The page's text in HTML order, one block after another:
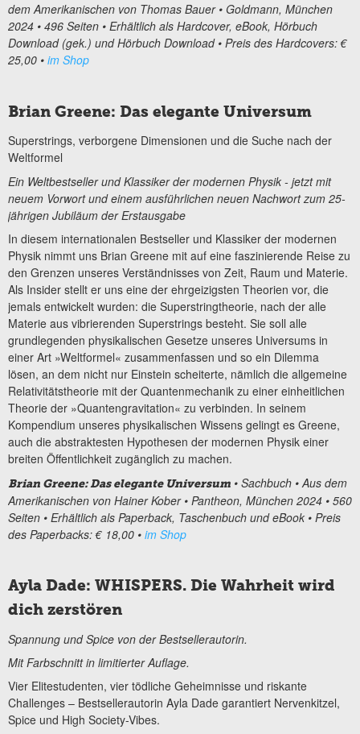
dem Amerikanischen von Thomas Bauer • Goldmann, München
2024 • 496 Seiten • Erhältlich als Hardcover, eBook, Hörbuch
Download (gek.) und Hörbuch Download • Preis des Hardcovers: €
25,00 • im Shop
Brian Greene: Das elegante Universum
Superstrings, verborgene Dimensionen und die Suche nach der
Weltformel
Ein Weltbestseller und Klassiker der modernen Physik - jetzt mit
neuem Vorwort und einem ausführlichen neuen Nachwort zum 25-
jährigen Jubiläum der Erstausgabe
In diesem internationalen Bestseller und Klassiker der modernen
Physik nimmt uns Brian Greene mit auf eine faszinierende Reise zu
den Grenzen unseres Verständnisses von Zeit, Raum und Materie.
Als Insider stellt er uns eine der ehrgeizigsten Theorien vor, die
jemals entwickelt wurden: die Superstringtheorie, nach der alle
Materie aus vibrierenden Superstrings besteht. Sie soll alle
grundlegenden physikalischen Gesetze unseres Universums in
einer Art »Weltformel« zusammenfassen und so ein Dilemma
lösen, an dem nicht nur Einstein scheiterte, nämlich die allgemeine
Relativitätstheorie mit der Quantenmechanik zu einer einheitlichen
Theorie der »Quantengravitation« zu verbinden. In seinem
Kompendium unseres physikalischen Wissens gelingt es Greene,
auch die abstraktesten Hypothesen der modernen Physik einer
breiten Öffentlichkeit zugänglich zu machen.
Brian Greene: Das elegante Universum • Sachbuch • Aus dem
Amerikanischen von Hainer Kober • Pantheon, München 2024 • 560
Seiten • Erhältlich als Paperback, Taschenbuch und eBook • Preis
des Paperbacks: € 18,00 • im Shop
Ayla Dade: WHISPERS. Die Wahrheit wird
dich zerstören
Spannung und Spice von der Bestsellerautorin.
Mit Farbschnitt in limitierter Auflage.
Vier Elitestudenten, vier tödliche Geheimnisse und riskante
Challenges – Bestsellerautorin Ayla Dade garantiert Nervenkitzel,
Spice und High Society-Vibes.